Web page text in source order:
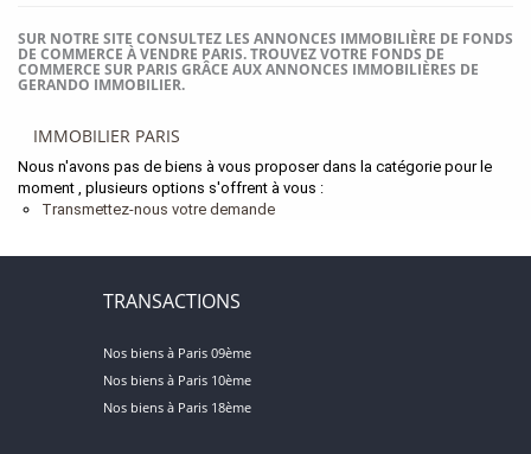
SUR NOTRE SITE CONSULTEZ LES ANNONCES IMMOBILIÈRE DE FONDS
DE COMMERCE À VENDRE PARIS. TROUVEZ VOTRE FONDS DE
COMMERCE SUR PARIS GRÂCE AUX ANNONCES IMMOBILIÈRES DE
GERANDO IMMOBILIER.
IMMOBILIER PARIS
Nous n'avons pas de biens à vous proposer dans la catégorie pour le
moment , plusieurs options s'offrent à vous :
Transmettez-nous votre demande
TRANSACTIONS
Nos biens à Paris 09ème
Nos biens à Paris 10ème
Nos biens à Paris 18ème